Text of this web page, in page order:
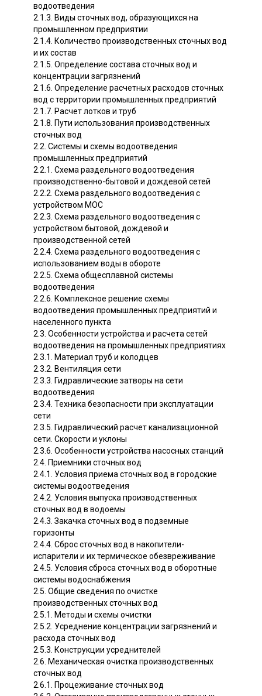
водоотведения
2.1.3. Виды сточных вод, образующихся на
промышленном предприятии
2.1.4. Количество производственных сточных вод
и их состав
2.1.5. Определение состава сточных вод и
концентрации загрязнений
2.1.6. Определение расчетных расходов сточных
вод с территории промышленных предприятий
2.1.7. Расчет лотков и труб
2.1.8. Пути использования производственных
сточных вод
2.2. Системы и схемы водоотведения
промышленных предприятий
2.2.1. Схема раздельного водоотведения
производственно-бытовой и дождевой сетей
2.2.2. Схема раздельного водоотведения с
устройством МОС
2.2.3. Схема раздельного водоотведения с
устройством бытовой, дождевой и
производственной сетей
2.2.4. Схема раздельного водоотведения с
использованием воды в обороте
2.2.5. Схема общесплавной системы
водоотведения
2.2.6. Комплексное решение схемы
водоотведения промышленных предприятий и
населенного пункта
2.3. Особенности устройства и расчета сетей
водоотведения на промышленных предприятиях
2.3.1. Материал труб и колодцев
2.3.2. Вентиляция сети
2.3.3. Гидравлические затворы на сети
водоотведения
2.3.4. Техника безопасности при эксплуатации
сети
2.3.5. Гидравлический расчет канализационной
сети. Скорости и уклоны
2.3.6. Особенности устройства насосных станций
2.4. Приемники сточных вод
2.4.1. Условия приема сточных вод в городские
системы водоотведения
2.4.2. Условия выпуска производственных
сточных вод в водоемы
2.4.3. Закачка сточных вод в подземные
горизонты
2.4.4. Сброс сточных вод в накопители-
испарители и их термическое обезвреживание
2.4.5. Условия сброса сточных вод в оборотные
системы водоснабжения
2.5. Общие сведения по очистке
производственных сточных вод
2.5.1. Методы и схемы очистки
2.5.2. Усреднение концентрации загрязнений и
расхода сточных вод
2.5.3. Конструкции усреднителей
2.6. Механическая очистка производственных
сточных вод
2.6.1. Процеживание сточных вод